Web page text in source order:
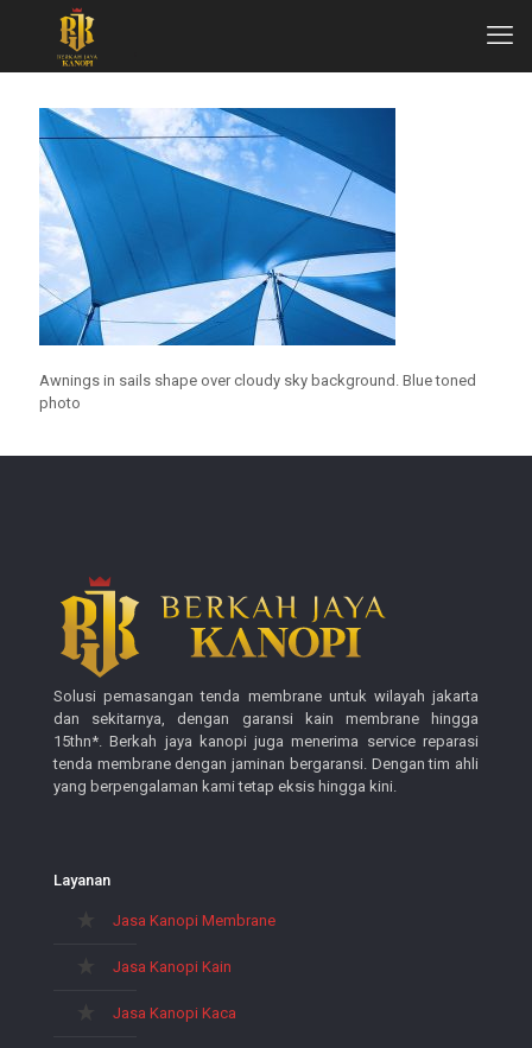
Awnings in sails shape over cloudy sky background. Blue toned
photo
Solusi pemasangan tenda membrane untuk wilayah jakarta
dan sekitarnya, dengan garansi kain membrane hingga
15thn*. Berkah jaya kanopi juga menerima service reparasi
tenda membrane dengan jaminan bergaransi. Dengan tim ahli
yang berpengalaman kami tetap eksis hingga kini.
Layanan
Jasa Kanopi Membrane
Jasa Kanopi Kain
Jasa Kanopi Kaca